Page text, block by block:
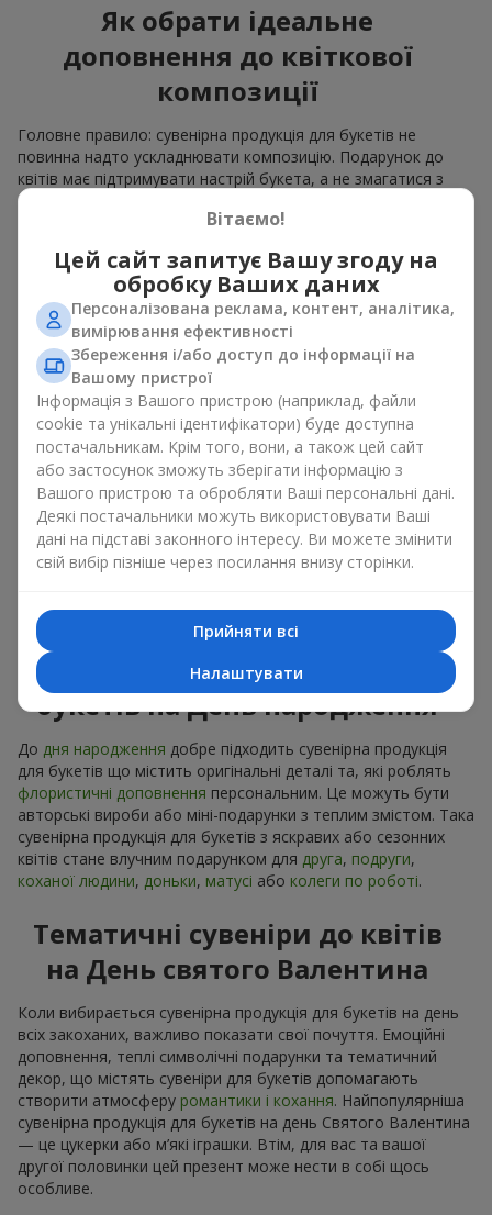
Як обрати ідеальне
доповнення до квіткової
композиції
Головне правило: сувенірна продукція для букетів не
повинна надто ускладнювати композицію. Подарунок до
квітів має підтримувати настрій букета, а не змагатися з
ним. Для ніжних композицій підійде сувенірна продукція для
букетів, як легкі символічні додатки та легкі елементи
Для яскравих є сенс використати більш сміливі додаткові
акценти, як вишуканіцукеркичи дорогі сувеніри.
Сувенірна продукція для букетів повинна вибиратись,
враховуючи й привід, і людину, якій адресований подарунок.
Якщо сумніваєтесь, яка сувенірна продукція для букетів вам
потрібна — обирайте універсальні маленькі приємності,
широкий вибір яких знайдеться у нашому каталозі.
Сувеніри до букетів на різні свята
Свято задає настрій, а сувенірна продукція для букетів його
підкреслює. Саме тому сувеніри для квітів часто обирають з
урахуванням дати та події. В нашому асортименті
знайдеться сувенірна продукція для букетів, що підійде до
бюджет.
Сувенірна продукція до
букетів на День народження
До дня народження добре підходить сувенірна продукція
для букетів що містить оригінальні деталі та, які роблять
флористичні доповнення персональним. Це можуть бути
авторські вироби або міні-подарунки з теплим змістом. Така
сувенірна продукція для букетів з яскравих або сезонних
квітів стане влучним подарунком для друга, подруги,
коханої людини, доньки, матусі або колеги по роботі.
Тематичні сувеніри до квітів
на День святого Валентина
Коли вибирається сувенірна продукція для букетів на день
всіх закоханих, важливо показати свої почуття. Емоційні
доповнення, теплі символічні подарунки та тематичний
декор, що містять сувеніри для букетів допомагають
створити атмосферу романтики і кохання. Найпопулярніша
сувенірна продукція для букетів на день Святого Валентина
— це цукерки або м’які іграшки. Втім, для вас та вашої
другої половинки цей презент може нести в собі щось
особливе.
Вітаємо!
Цей сайт запитує Вашу згоду на
обробку Ваших даних
Персоналізована реклама, контент, аналітика,
вимірювання ефективності
Збереження і/або доступ до інформації на
Вашому пристрої
Інформація з Вашого пристрою (наприклад, файли
cookie та унікальні ідентифікатори) буде доступна
постачальникам. Крім того, вони, а також цей сайт
або застосунок зможуть зберігати інформацію з
Вашого пристрою та обробляти Ваші персональні дані.
Деякі постачальники можуть використовувати Ваші
дані на підставі законного інтересу. Ви можете змінити
свій вибір пізніше через посилання внизу сторінки.
Прийняти всі
Налаштувати